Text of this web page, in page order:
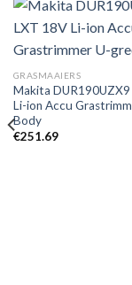
GRASMAAIERS
Makita
Li-ion Accu
Body
€251.69